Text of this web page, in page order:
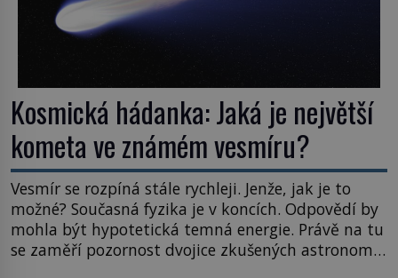
Kosmická hádanka: Jaká je největší
kometa ve známém vesmíru?
Vesmír se rozpíná stále rychleji. Jenže, jak je to
možné? Současná fyzika je v koncích. Odpovědí by
mohla být hypotetická temná energie. Právě na tu
se zaměří pozornost dvojice zkušených astronomů.